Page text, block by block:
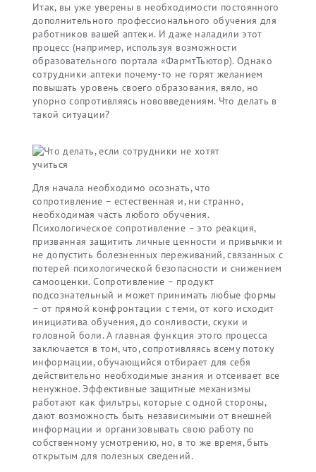
Итак, вы уже уверены в необходимости постоянного
дополнительного профессионального обучения для
работников вашей аптеки. И даже наладили этот
процесс (например, используя возможности
образовательного портала «ФармтТьютор). Однако
сотрудники аптеки почему-то не горят желанием
повышать уровень своего образования, вяло, но
упорно сопротивляясь нововведениям. Что делать в
такой ситуации?
Для начала необходимо осознать, что
сопротивление – естественная и, ни странно,
необходимая часть любого обучения.
Психологическое сопротивление – это реакция,
призванная защитить личные ценности и привычки и
не допустить болезненных переживаний, связанных с
потерей психологической безопасности и снижением
самооценки. Сопротивление – продукт
подсознательный и может принимать любые формы
– от прямой конфронтации с теми, от кого исходит
инициатива обучения, до сонливости, скуки и
головной боли. А главная функция этого процесса
заключается в том, что, сопротивляясь всему потоку
информации, обучающийся отбирает для себя
действительно необходимые знания и отсеивает все
ненужное. Эффективные защитные механизмы
работают как фильтры, которые с одной стороны,
дают возможность быть независимыми от внешней
информации и организовывать свою работу по
собственному усмотрению, но, в то же время, быть
открытым для полезных сведений.